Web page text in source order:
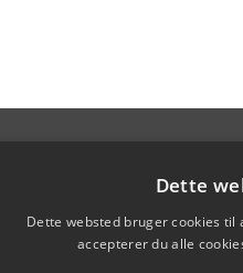
Dette
Dette websted bruger cookies
accepterer du alle